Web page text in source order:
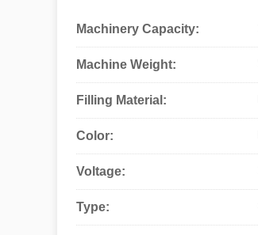
Machinery Capacity:
Machine Weight:
Filling Material:
Color:
Voltage:
Type: